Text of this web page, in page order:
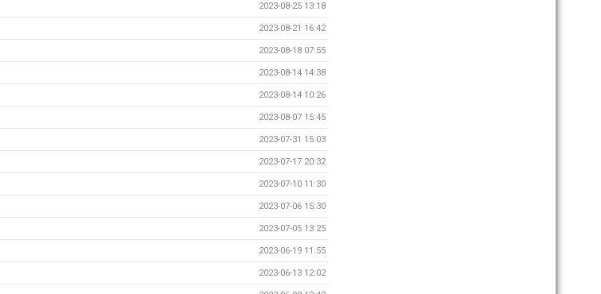
2023-08-25 13:18
2023-08-21 16:42
2023-08-18 07:55
2023-08-14 14:38
2023-08-14 10:26
2023-08-07 15:45
2023-07-31 15:03
2023-07-17 20:32
2023-07-10 11:30
2023-07-06 15:30
2023-07-05 13:25
2023-06-19 11:55
2023-06-13 12:02